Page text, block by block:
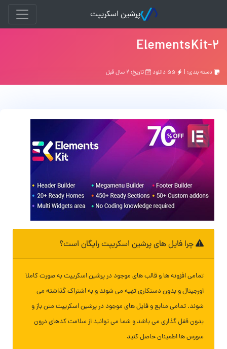
پرشین اسکریپت
ElementsKit-2
دسته بندی: | تاریخ: ۲ سال قبل
چرا فایل های پرشین اسکریپت رایگان است؟
تمامی افزونه ها و قالب های موجود در پرشین اسکریپت به صورت کاملا
اورجینال و بدون دستکاری تهیه می شوند و به اشتراک گذاشته می
شوند. تمامی منابع و فایل های موجود در پرشین اسکریپت متن باز و
بدون قفل گذاری می باشد و شما می توانید از سلامت کدهای درون
سورس ها اطمینان حاصل کنید